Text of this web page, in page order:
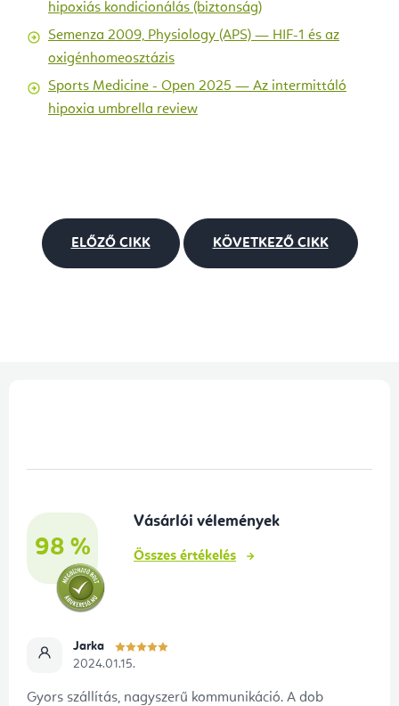
hipoxiás kondicionálás (biztonság)
Semenza 2009, Physiology (APS) — HIF-1 és az
oxigénhomeosztázis
Sports Medicine - Open 2025 — Az intermittáló
hipoxia umbrella review
ELŐZŐ CIKK KÖVETKEZŐ CIKK
98 %
Vásárlói vélemények
Összes értékelés
Jarka
2024.01.15.
Gyors szállítás, nagyszerű kommunikáció. A dob